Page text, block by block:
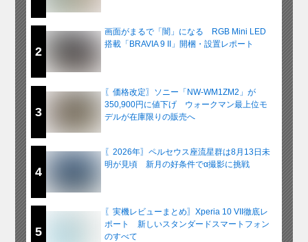
2
画面がまるで「闇」になる RGB Mini LED
搭載「BRAVIA 9 II」開梱・設置レポート
3
〖価格改定〗ソニー「NW-WM1ZM2」が
350,900円に値下げ ウォークマン最上位モ
デルが在庫限りの販売へ
4
〖2026年〗ペルセウス座流星群は8月13日未
明が見頃 新月の好条件でα撮影に挑戦
5
〖実機レビューまとめ〗Xperia 10 VII徹底レ
ポート 新しいスタンダードスマートフォン
のすべて